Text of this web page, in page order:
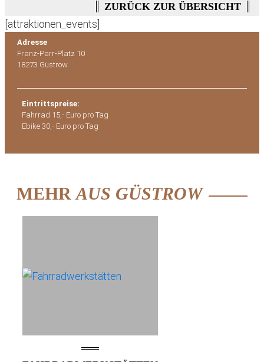
ZURÜCK ZUR ÜBERSICHT
[attraktionen_events]
Adresse
Franz-Parr-Platz 10
18273 Güstrow
Eintrittspreise:
Fahrrad 15,- Euro pro Tag
Ebike 30,- Euro pro Tag
MEHRAUS GÜSTROW